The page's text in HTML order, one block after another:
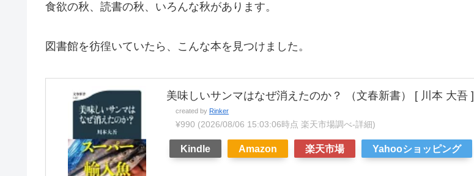
食欲の秋、読書の秋、いろんな秋があります。
図書館を彷徨いていたら、こんな本を見つけました。
美味しいサンマはなぜ消えたのか？ （文春新書） [ 川本 大吾 ]
created by Rinker
¥990 (2026/08/06 15:03:06時点 楽天市場調べ-詳細)
Kindle Amazon 楽天市場 Yahooショッピング